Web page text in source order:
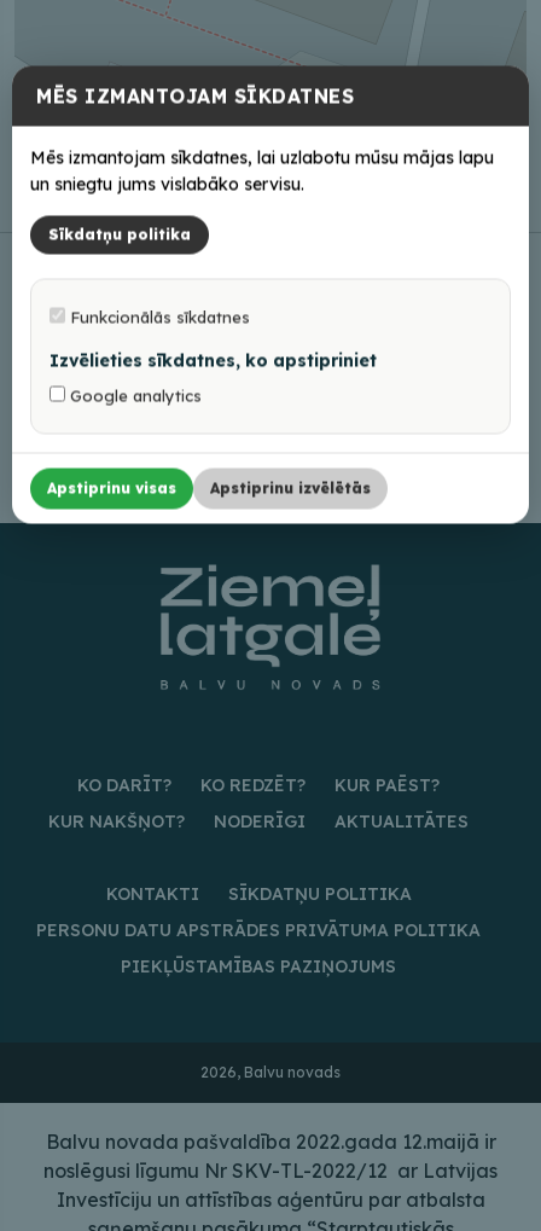
KO DARĪT? KO REDZĒT?
KUR PAĒST?
KUR NAKŠŅOT?
NODERĪGI AKTUALITĀTES
KONTAKTI
SĪKDATŅU POLITIKA
PERSONU DATU APSTRĀDES PRIVĀTUMA POLITIKA
PIEKĻŪSTAMĪBAS PAZIŅOJUMS
2026, Balvu novads
Balvu novada pašvaldība 2022.gada 12.maijā ir
noslēgusi līgumu Nr SKV-TL-2022/12 ar Latvijas
Investīciju un attīstības aģentūru par atbalsta
MĒS IZMANTOJAM SĪKDATNES
Mēs izmantojam sīkdatnes, lai uzlabotu mūsu mājas lapu
un sniegtu jums vislabāko servisu.
Sīkdatņu politika
Funkcionālās sīkdatnes
Izvēlieties sīkdatnes, ko apstipriniet
Google analytics
Apstiprinu visas Apstiprinu izvēlētās